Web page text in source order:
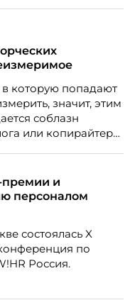
в которую попадают
значит, этим
соблазн
или копирайтера
не ценность,
— это тот редкий
могут не
премии и
персоналом
состоялась X
по
Россия.